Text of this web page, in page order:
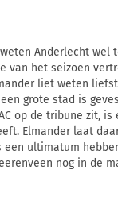
Anderlecht wel
van het seizoen
liet weten
grote stad is
op de tribune zit,
Elmander laat
ultimatum
nog in de